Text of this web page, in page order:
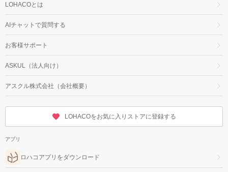
LOHACOとは
AIチャットで質問する
お客様サポート
ASKUL（法人向け）
アスクル株式会社（会社概要）
LOHACOをお気に入りストアに登録する
アプリ
ロハコアプリをダウンロード